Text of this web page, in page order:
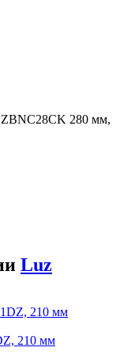
280 мм,
Luz
210 мм